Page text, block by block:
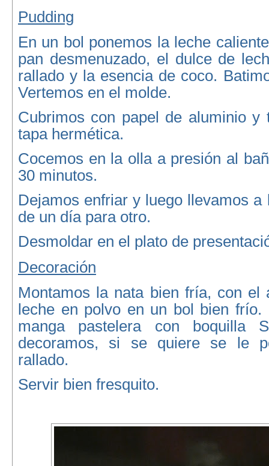
Pudding
En un bol ponemos la leche
pan desmenuzado, el dulce de
rallado y la esencia de coco.
Vertemos en el molde.
Cubrimos con papel de aluminio y
tapa hermética.
Cocemos en la olla a presión al
30 minutos.
Dejamos enfriar y luego llevamos a
de un día para otro.
Desmoldar en el plato de
Decoración
Montamos la nata bien fría, con el
leche en polvo en un bol bien frío.
manga pastelera con boquilla
decoramos, si se quiere se le
rallado.
Servir bien fresquito.